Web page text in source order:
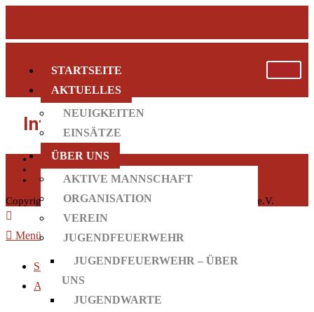
STARTSEITE
AKTUELLES
NEUIGKEITEN
EINSÄTZE
ÜBER UNS
AKTIVE MANNSCHAFT
ORGANISATION
VEREIN
JUGENDFEUERWEHR
JUGENDFEUERWEHR – ÜBER
UNS
JUGENDWARTE
Informationen
KONTAKT
IMPRESSUM
DATENSCHUTZ
Copyright 2026 - Freiwillige Feuerwehr Taufkirchen/Vils e.V.
Menü schließen
Startseite
Aktuelles
Neuigkeiten